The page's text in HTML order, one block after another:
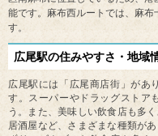
主要スポットへのアクセスが可能
スの利便性が抜群です。日比谷
も可能でしょう。また、都営バス
東京タワーと新橋駅行・新宿駅
区南麻布に位置しているため、
能です。麻布西ルートでは、麻
す。